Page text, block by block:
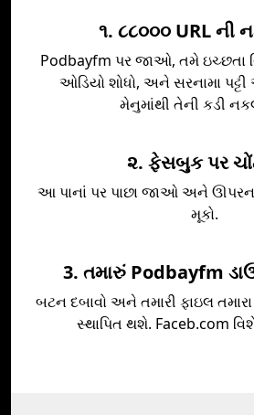
૧. ૮૮૦૦૦ URL ની
Podbayfm પર જાઓ, તમે ઇચ્છતા
ઓડિયો શોધો, અને સરનામા
મેનુમાંથી તેની કડી
૨. ફેસબુક પર
આ પાનાં પર પાછા જાઓ અને ઊપરના
મૂકો.
3. તમારું Podbayfm
બટન દબાવો અને તમારી ફાઇલ
સ્થાપિત થશે. Faceb.com